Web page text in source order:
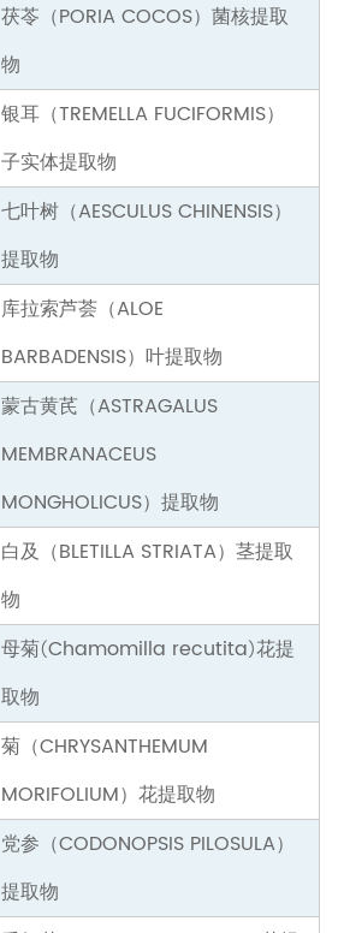
茯苓（PORIA COCOS）菌核提取
物
银耳（TREMELLA FUCIFORMIS）
子实体提取物
七叶树（AESCULUS CHINENSIS）
提取物
库拉索芦荟（ALOE
BARBADENSIS）叶提取物
蒙古黄芪（ASTRAGALUS
MEMBRANACEUS
MONGHOLICUS）提取物
白及（BLETILLA STRIATA）茎提取
物
母菊(Chamomilla recutita)花提
取物
菊（CHRYSANTHEMUM
MORIFOLIUM）花提取物
党参（CODONOPSIS PILOSULA）
提取物